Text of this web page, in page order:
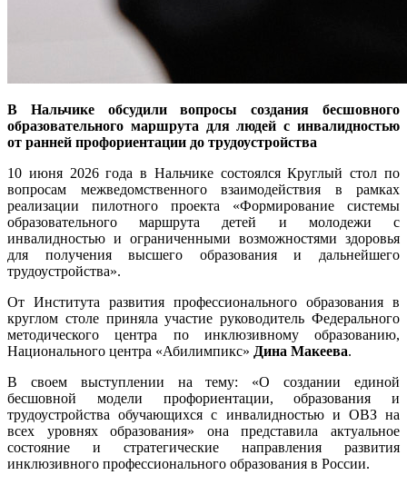
В Нальчике обсудили вопросы создания бесшовного
образовательного маршрута для людей с инвалидностью
от ранней профориентации до трудоустройства
10 июня 2026 года в Нальчике состоялся Круглый стол по
вопросам межведомственного взаимодействия в рамках
реализации пилотного проекта «Формирование системы
образовательного маршрута детей и молодежи с
инвалидностью и ограниченными возможностями здоровья
для получения высшего образования и дальнейшего
трудоустройства».
От Института развития профессионального образования в
круглом столе приняла участие руководитель Федерального
методического центра по инклюзивному образованию,
Национального центра «Абилимпикс» Дина Макеева.
В своем выступлении на тему: «О создании единой
бесшовной модели профориентации, образования и
трудоустройства обучающихся с инвалидностью и ОВЗ на
всех уровнях образования» она представила актуальное
состояние и стратегические направления развития
инклюзивного профессионального образования в России.